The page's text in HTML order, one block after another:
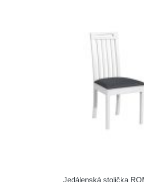
Jedálenská stolička